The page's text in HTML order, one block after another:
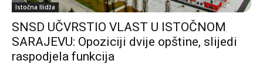
Istočna Ilidža
SNSD UČVRSTIO VLAST U ISTOČNOM
SARAJEVU: Opoziciji dvije opštine, slijedi
raspodjela funkcija